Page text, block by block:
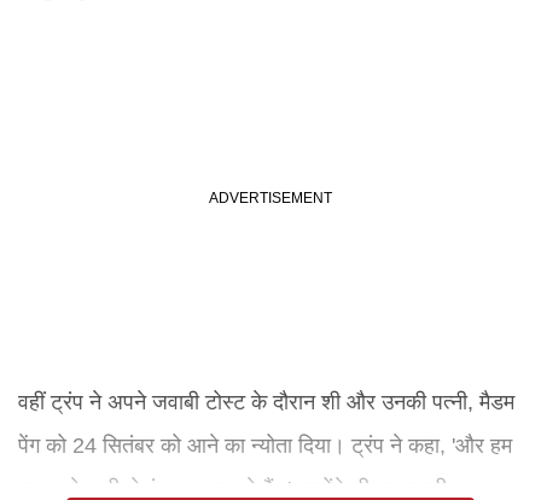
वहीं ट्रंप ने अपने जवाबी टोस्ट के दौरान शी और उनकी पत्नी, मैडम
पेंग को 24 सितंबर को आने का न्योता दिया। ट्रंप ने कहा, 'और हम
इसका बेसब्री से इंतजार कर रहे हैं।' उन्होंने शी का उनकी